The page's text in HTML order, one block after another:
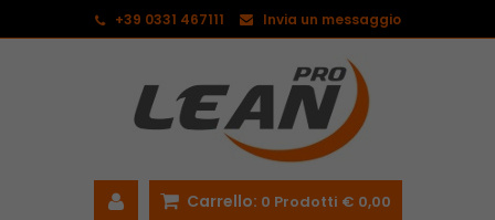
+39 0331 467111 Invia un messaggio
Carrello: 0 Prodotti € 0,00